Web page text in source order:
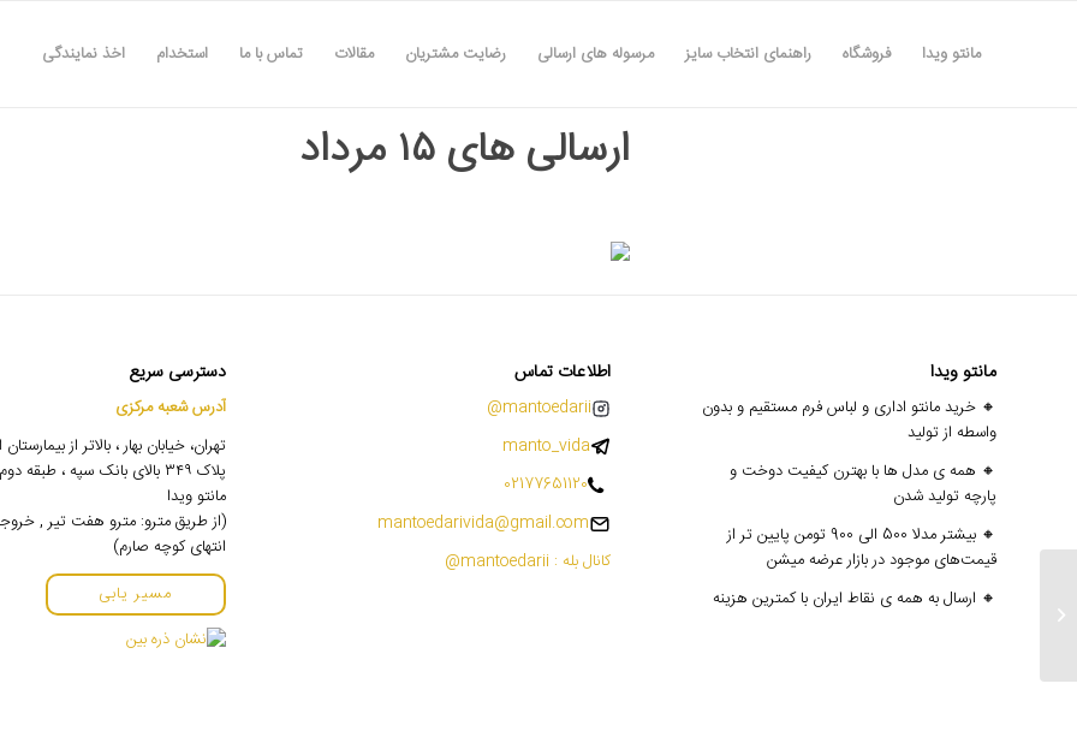
مانتو ویدا فروشگاه راهنمای انتخاب سایز مرسوله های ارسالی رضایت مشتریان مقالات تماس با ما استخدام اخذ نمایندگی
ارسالی های ۱۵ مرداد
مانتو ویدا
🔸 خرید مانتو اداری و لباس فرم مستقیم و بدون
واسطه از تولید
🔸 همه ی مدل ها با بهترن کیفیت دوخت و
پارچه تولید شدن
🔸 بیشتر مدلا 500 الی 900 تومن پایین تر از
قیمت‌های موجود در بازار عرضه میشن
🔸 ارسال به همه ی نقاط ایران با کمترین هزینه
اطلاعات تماس
mantoedarii@
manto_vida
02177651120
mantoedarivida@gmail.com
کانال بله : mantoedarii@
دسترسی سریع
آدرس شعبه مرکزی
تهران، خیابان بهار ، بالاتر از
پلاک ۳۴۹ بالای بانک سپه ،
مانتو ویدا
(از طریق مترو: مترو هفت تیر ,
انتهای کوچه صارم)
مسیر یابی